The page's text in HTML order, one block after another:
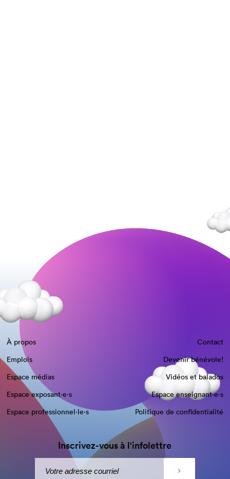
À propos
Contact
Emplois
Devenir bénévole!
Espace médias
Vidéos et balados
Espace exposant·e⋅s
Espace enseignant·e⋅s
Espace professionnel·le⋅s
Politique de confidentialité
Inscrivez-vous à l'infolettre